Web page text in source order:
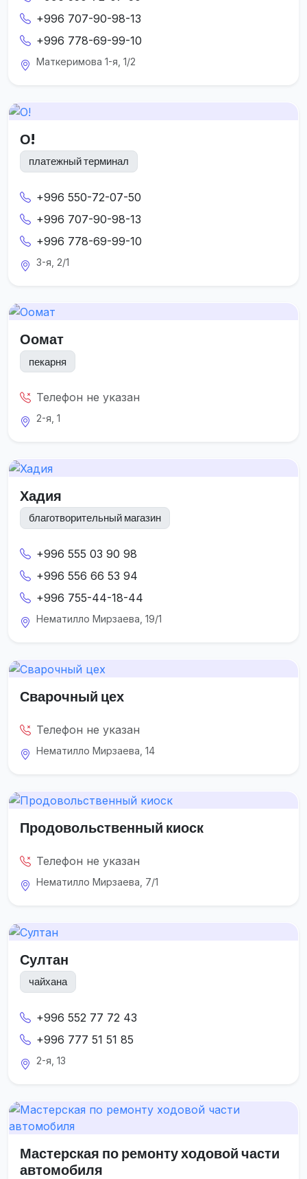
+996 707-90-98-13
+996 778-69-99-10
Маткеримова 1-я, 1/2
О!
платежный терминал
+996 550-72-07-50
+996 707-90-98-13
+996 778-69-99-10
3-я, 2/1
Оомат
пекарня
Телефон не указан
2-я, 1
Хадия
благотворительный магазин
+996 555 03 90 98
+996 556 66 53 94
+996 755-44-18-44
Нематилло Мирзаева, 19/1
Сварочный цех
Телефон не указан
Нематилло Мирзаева, 14
Продовольственный киоск
Телефон не указан
Нематилло Мирзаева, 7/1
Султан
чайхана
+996 552 77 72 43
+996 777 51 51 85
2-я, 13
Мастерская по ремонту ходовой части
автомобиля